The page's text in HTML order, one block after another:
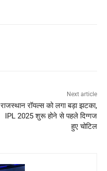
Next article
राजस्थान रॉयल्स को लगा बड़ा झटका,
IPL 2025 शुरू होने से पहले दिग्गज
हुए चोटिल